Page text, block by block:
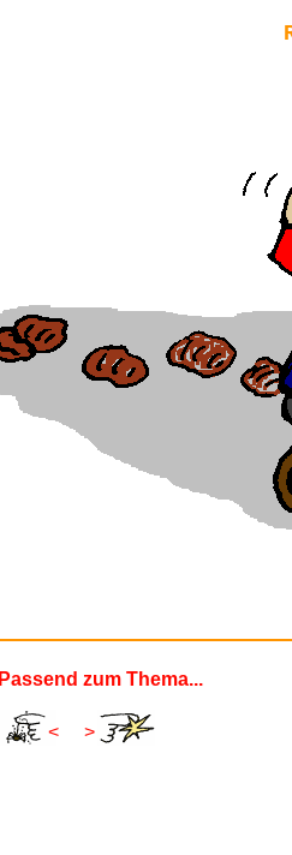
Passend zum Thema...
< >